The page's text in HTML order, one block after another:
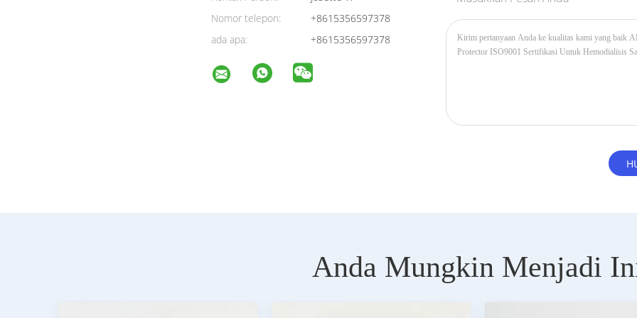
Nomor telepon:
+8615356597378
ada apa:
+8615356597378
Anda Mungkin Menjadi